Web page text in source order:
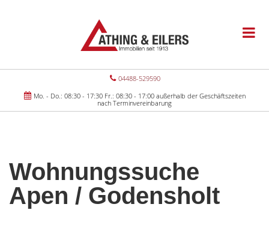
04488-529590
Mo. - Do.: 08:30 - 17:30 Fr.: 08:30 - 17:00 außerhalb der Geschäftszeiten
nach Terminvereinbarung
Wohnungssuche
Apen / Godensholt